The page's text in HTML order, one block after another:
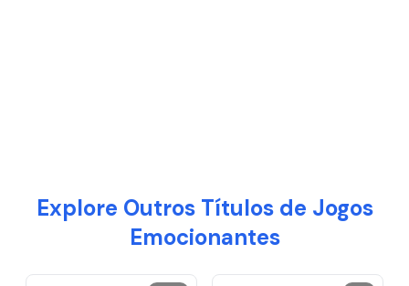
Explore Outros Títulos de Jogos
Emocionantes